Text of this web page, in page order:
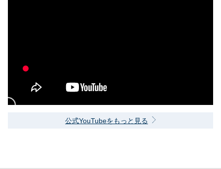
公式YouTubeをもっと見る